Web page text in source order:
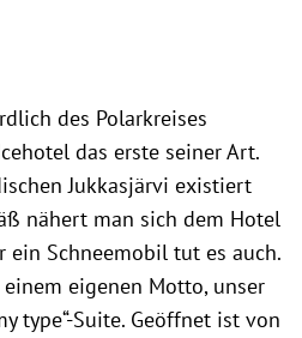
des Polarkreises
das erste seiner Art.
Jukkasjärvi existiert
nähert man sich dem Hotel
ein Schneemobil tut es auch.
eigenen Motto, unser
type“-Suite. Geöffnet ist von